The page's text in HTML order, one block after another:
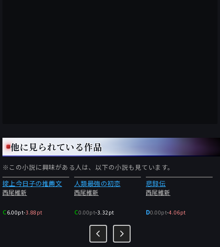
他に見られている作品
※この小説に興味がある人は、以下の小説も見ています。
掟上今日子の推薦文
西尾維新
C6.00pt-3.88pt
人類最強の初恋
西尾維新
C0.00pt-3.32pt
悲録伝
西尾維新
D0.00pt-4.06pt